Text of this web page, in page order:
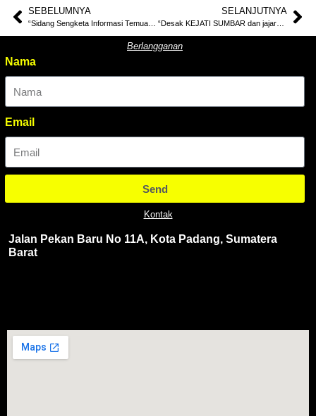
SEBELUMNYA SELANJUTNYA
“Desak KEJATI SUMBAR dan jajarannya, Usut Tuntas Dugaan Korupsi di Tubuh Pemerintah Solok Selatan”
Berlangganan
Nama
Email
Send
Kontak
Jalan Pekan Baru No 11A, Kota Padang, Sumatera
Barat